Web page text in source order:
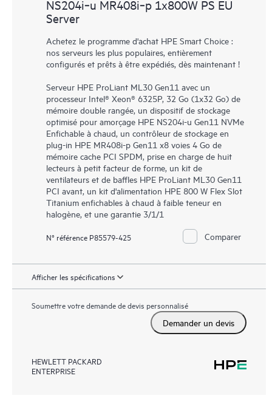
NS204i‑u MR408i‑p 1x800W PS EU
Server
Achetez le programme d'achat HPE Smart Choice :
nos serveurs les plus populaires, entièrement
configurés et prêts à être expédiés, dès maintenant !
Serveur HPE ProLiant ML30 Gen11 avec un
processeur Intel® Xeon® 6325P, 32 Go (1x32 Go) de
mémoire double rangée, un dispositif de stockage
optimisé pour amorçage HPE NS204i-u Gen11 NVMe
Enfichable à chaud, un contrôleur de stockage en
plug-in HPE MR408i-p Gen11 x8 voies 4 Go de
mémoire cache PCI SPDM, prise en charge de huit
lecteurs à petit facteur de forme, un kit de
ventilateurs et de baffles HPE ProLiant ML30 Gen11
PCI avant, un kit d'alimentation HPE 800 W Flex Slot
Titanium enfichables à chaud à faible teneur en
halogène, et une garantie 3/1/1
N° référence P85579-425 Comparer
Afficher les spécifications
Soumettre votre demande de devis personnalisé
Demander un devis
HEWLETT PACKARD
ENTERPRISE